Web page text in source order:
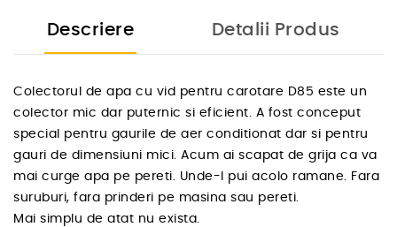
Descriere Detalii Produs
Colectorul de apa cu vid pentru carotare D85 este un
colector mic dar puternic si eficient. A fost conceput
special pentru gaurile de aer conditionat dar si pentru
gauri de dimensiuni mici. Acum ai scapat de grija ca va
mai curge apa pe pereti. Unde-l pui acolo ramane. Fara
suruburi, fara prinderi pe masina sau pereti.
Mai simplu de atat nu exista.